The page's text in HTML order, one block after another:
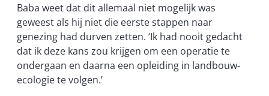
Baba weet dat dit allemaal niet mogelijk was
geweest als hij niet die eerste stappen naar
genezing had durven zetten. ‘Ik had nooit gedacht
dat ik deze kans zou krijgen om een operatie te
ondergaan en daarna een opleiding in landbouw-
ecologie te volgen.’